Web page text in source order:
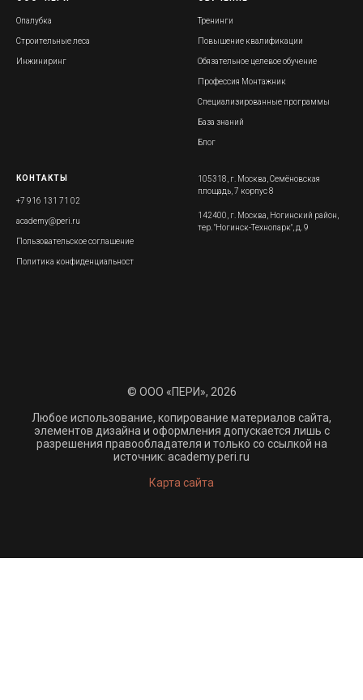
Опалубка
Строительные леса
Инжиниринг
Тренинги
Повышение квалификации
Обязательное целевое обучение
Профессия Монтажник
Специализированные программы
База знаний
Блог
КОНТАКТЫ
+7 916 131 71 02
academy@peri.ru
Пользовательское соглашение
Политика конфиденциальност
105318, г. Москва, Семёновская
площадь, 7 корпус 8
142400, г. Москва, Ногинский район,
тер. "Ногинск-Технопарк", д. 9
© ООО «ПЕРИ», 2026
Любое использование, копирование материалов сайта,
элементов дизайна и оформления допускается лишь с
разрешения правообладателя и только со ссылкой на
источник: academy.peri.ru
Карта сайта